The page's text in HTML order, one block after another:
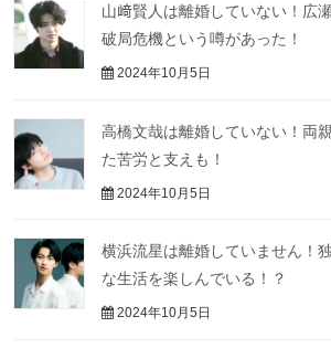
山﨑賢人は離婚していない！広
破局危機という噂があった！
2024年10月5日
高橋文哉は離婚していない！両
た苦労と支えも！
2024年10月5日
横浜流星は離婚していません！
な生活を楽しんでいる！？
2024年10月5日